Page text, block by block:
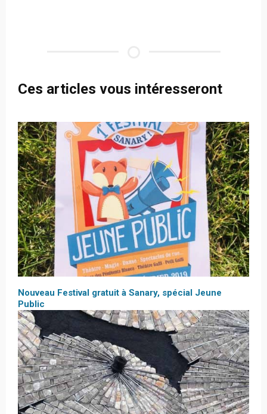
Ces articles vous intéresseront
Nouveau Festival gratuit à Sanary, spécial Jeune
Public